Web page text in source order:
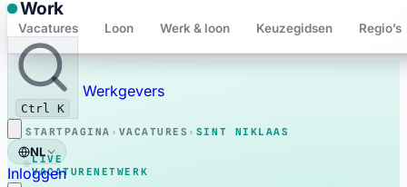
Work
Vacatures Loon Werk & loon Keuzegidsen Regio’s
Ctrl K
Werkgevers
NL
Inloggen
Bewaard
STARTPAGINA › VACATURES › SINT NIKLAAS
LIVE
VACATURENETWERK